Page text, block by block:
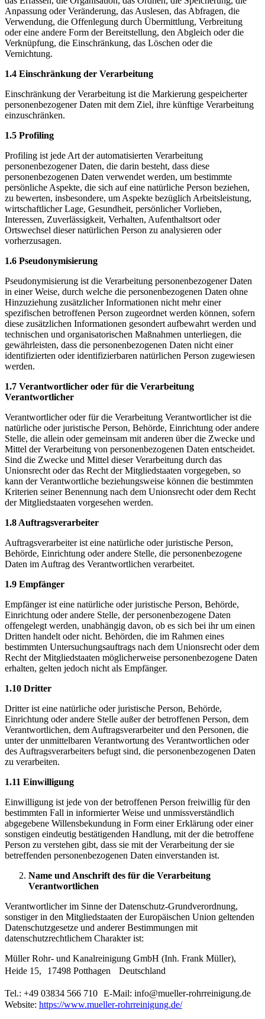
Anpassung oder Veränderung, das Auslesen, das Abfragen, die
Verwendung, die Offenlegung durch Übermittlung, Verbreitung
oder eine andere Form der Bereitstellung, den Abgleich oder die
Verknüpfung, die Einschränkung, das Löschen oder die
Vernichtung.
1.4 Einschränkung der Verarbeitung
Einschränkung der Verarbeitung ist die Markierung gespeicherter
personenbezogener Daten mit dem Ziel, ihre künftige Verarbeitung
einzuschränken.
1.5 Profiling
Profiling ist jede Art der automatisierten Verarbeitung
personenbezogener Daten, die darin besteht, dass diese
personenbezogenen Daten verwendet werden, um bestimmte
persönliche Aspekte, die sich auf eine natürliche Person beziehen,
zu bewerten, insbesondere, um Aspekte bezüglich Arbeitsleistung,
wirtschaftlicher Lage, Gesundheit, persönlicher Vorlieben,
Interessen, Zuverlässigkeit, Verhalten, Aufenthaltsort oder
Ortswechsel dieser natürlichen Person zu analysieren oder
vorherzusagen.
1.6 Pseudonymisierung
Pseudonymisierung ist die Verarbeitung personenbezogener Daten
in einer Weise, durch welche die personenbezogenen Daten ohne
Hinzuziehung zusätzlicher Informationen nicht mehr einer
spezifischen betroffenen Person zugeordnet werden können, sofern
diese zusätzlichen Informationen gesondert aufbewahrt werden und
technischen und organisatorischen Maßnahmen unterliegen, die
gewährleisten, dass die personenbezogenen Daten nicht einer
identifizierten oder identifizierbaren natürlichen Person zugewiesen
werden.
1.7 Verantwortlicher oder für die Verarbeitung
Verantwortlicher
Verantwortlicher oder für die Verarbeitung Verantwortlicher ist die
natürliche oder juristische Person, Behörde, Einrichtung oder andere
Stelle, die allein oder gemeinsam mit anderen über die Zwecke und
Mittel der Verarbeitung von personenbezogenen Daten entscheidet.
Sind die Zwecke und Mittel dieser Verarbeitung durch das
Unionsrecht oder das Recht der Mitgliedstaaten vorgegeben, so
kann der Verantwortliche beziehungsweise können die bestimmten
Kriterien seiner Benennung nach dem Unionsrecht oder dem Recht
der Mitgliedstaaten vorgesehen werden.
1.8 Auftragsverarbeiter
Auftragsverarbeiter ist eine natürliche oder juristische Person,
Behörde, Einrichtung oder andere Stelle, die personenbezogene
Daten im Auftrag des Verantwortlichen verarbeitet.
1.9 Empfänger
Empfänger ist eine natürliche oder juristische Person, Behörde,
Einrichtung oder andere Stelle, der personenbezogene Daten
offengelegt werden, unabhängig davon, ob es sich bei ihr um einen
Dritten handelt oder nicht. Behörden, die im Rahmen eines
bestimmten Untersuchungsauftrags nach dem Unionsrecht oder dem
Recht der Mitgliedstaaten möglicherweise personenbezogene Daten
erhalten, gelten jedoch nicht als Empfänger.
1.10 Dritter
Dritter ist eine natürliche oder juristische Person, Behörde,
Einrichtung oder andere Stelle außer der betroffenen Person, dem
Verantwortlichen, dem Auftragsverarbeiter und den Personen, die
unter der unmittelbaren Verantwortung des Verantwortlichen oder
des Auftragsverarbeiters befugt sind, die personenbezogenen Daten
zu verarbeiten.
1.11 Einwilligung
Einwilligung ist jede von der betroffenen Person freiwillig für den
bestimmten Fall in informierter Weise und unmissverständlich
abgegebene Willensbekundung in Form einer Erklärung oder einer
sonstigen eindeutig bestätigenden Handlung, mit der die betroffene
Person zu verstehen gibt, dass sie mit der Verarbeitung der sie
betreffenden personenbezogenen Daten einverstanden ist.
Name und Anschrift des für die Verarbeitung
Verantwortlichen
Verantwortlicher im Sinne der Datenschutz-Grundverordnung,
sonstiger in den Mitgliedstaaten der Europäischen Union geltenden
Datenschutzgesetze und anderer Bestimmungen mit
datenschutzrechtlichem Charakter ist:
Müller Rohr- und Kanalreinigung GmbH (Inh. Frank Müller),
Heide 15, 17498 Potthagen Deutschland
Tel.: +49 03834 566 710 E-Mail: info@mueller-rohrreinigung.de
Website: https://www.mueller-rohrreinigung.de/